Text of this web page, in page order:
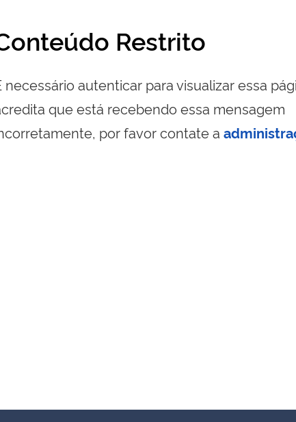
Restrito
necessário autenticar para visualizar essa
que está recebendo essa mensagem
por favor contate a